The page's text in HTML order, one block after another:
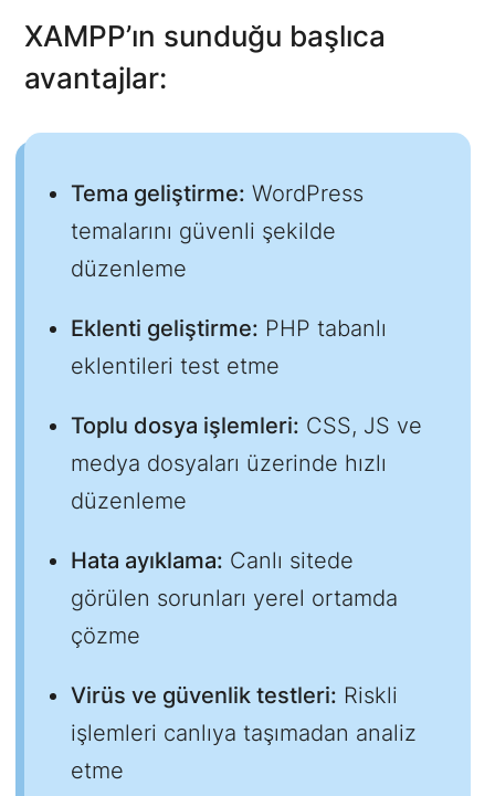
XAMPP’ın sunduğu başlıca
avantajlar:
Tema geliştirme: WordPress
temalarını güvenli şekilde
düzenleme
Eklenti geliştirme: PHP tabanlı
eklentileri test etme
Toplu dosya işlemleri: CSS, JS ve
medya dosyaları üzerinde hızlı
düzenleme
Hata ayıklama: Canlı sitede
görülen sorunları yerel ortamda
çözme
Virüs ve güvenlik testleri: Riskli
işlemleri canlıya taşımadan analiz
etme